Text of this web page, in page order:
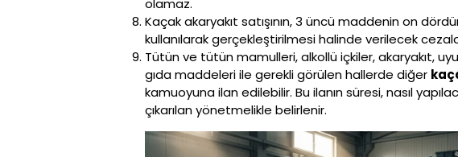
olamaz.
Kaçak akaryakıt satışının, 3 üncü maddenin on
kullanılarak gerçekleştirilmesi halinde verilecek cezalar
Tütün ve tütün mamulleri, alkollü içkiler, akaryakıt,
gıda maddeleri ile gerekli görülen hallerde diğer
kamuoyuna ilan edilebilir. Bu ilanın süresi, nasıl
çıkarılan yönetmelikle belirlenir.